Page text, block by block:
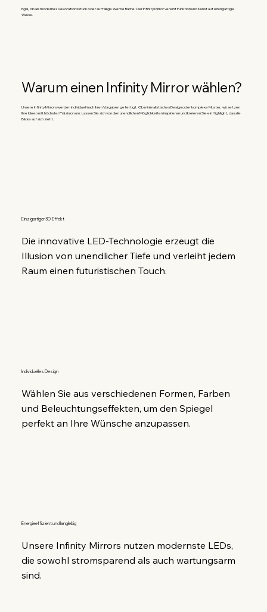
Egal, ob als modernes Dekorationsstück oder auffällige Werbefläche: Der Infinity Mirror vereint Funktion und Kunst auf einzigartige
Weise.
Warum einen Infinity Mirror wählen?
Unsere Infinity Mirrors werden individuell nach Ihren Vorgaben gefertigt. Ob minimalistisches Design oder komplexe Muster, wir setzen
Ihre Ideen mit höchster Präzision um. Lassen Sie sich von den unendlichen Möglichkeiten inspirieren und kreieren Sie ein Highlight, das alle
Blicke auf sich zieht.
Einzigartiger 3D-Effekt
Die innovative LED-Technologie erzeugt die
Illusion von unendlicher Tiefe und verleiht jedem
Raum einen futuristischen Touch.
Individuelles Design
Wählen Sie aus verschiedenen Formen, Farben
und Beleuchtungseffekten, um den Spiegel
perfekt an Ihre Wünsche anzupassen.
Energieeffizient und langlebig
Unsere Infinity Mirrors nutzen modernste LEDs,
die sowohl stromsparend als auch wartungsarm
sind.